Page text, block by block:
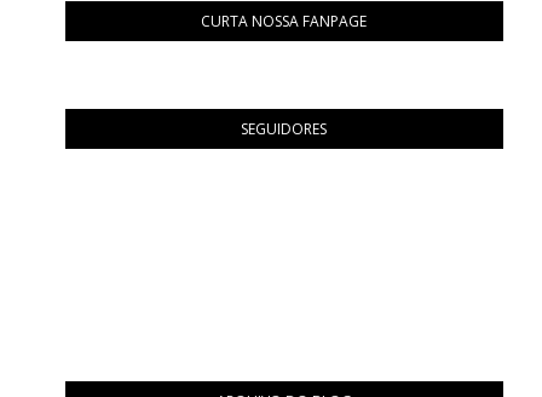
CURTA NOSSA FANPAGE
SEGUIDORES